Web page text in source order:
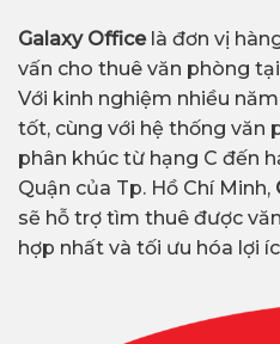
Galaxy Officelà đơn vị
vấn cho thuê văn phòng
Với kinh nghiệm nhiều
tốt, cùng với hệ thống văn
phân khúc từ hạng C đến
Quận của Tp. Hồ Chí Minh,
sẽ hỗ trợ tìm thuê được
hợp nhất và tối ưu hóa lợi